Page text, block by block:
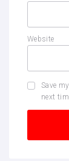
Website
Save
next